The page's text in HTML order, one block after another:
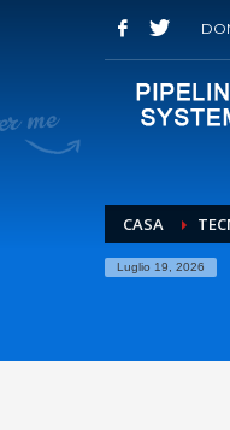
CASA
Luglio 19, 2026